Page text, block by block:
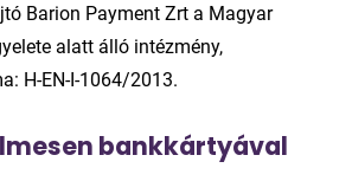
Barion Payment Zrt a Magyar
alatt álló intézmény,
H-EN-I-1064/2013.
bankkártyával